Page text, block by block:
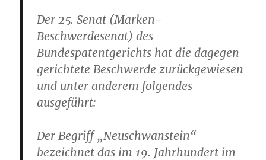
Der 25. Senat (Marken-
Beschwerdesenat) des
Bundespatentgerichts hat die dagegen
gerichtete Beschwerde zurückgewiesen
und unter anderem folgendes
ausgeführt:
Der Begriff „Neuschwanstein“
bezeichnet das im 19. Jahrhundert im